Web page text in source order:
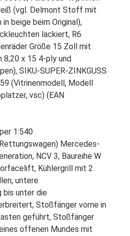
(vgl. Delmont Stoff mit
beige beim Original),
lackiert, R6
Größe 15 Zoll mit
8,20 x 15 4-ply und
SIKU-SUPER-ZINKGUSS
(Vitrinenmodell, Modell
vsc) (EAN
1:540
Mercedes-
NCV 3, Baureihe W
Kühlergrill mit 2
untere
bis unter die
Stoßfänger vorne in
geführt, Stoßfänger
offenen Mundes mit